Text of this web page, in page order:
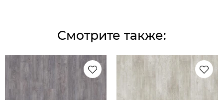
Смотрите также: